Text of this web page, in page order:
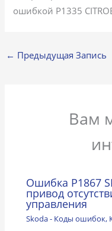
ошибкой P1335
← Предыдущая Запись
Вам
Ошибка P1867
привод
управления
Skoda - Коды ошибок,